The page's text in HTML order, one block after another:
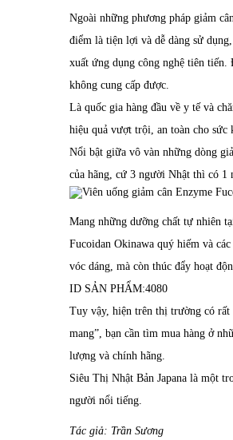
Ngoài những phương pháp giảm
điểm là tiện lợi và dễ dàng sử
xuất ứng dụng công nghệ tiên tiến.
không cung cấp được.
Là quốc gia hàng đầu về y tế và
hiệu quả vượt trội, an toàn cho sức
Nổi bật giữa vô vàn những dòng
của hãng, cứ 3 người Nhật thì có 1
Mang những dưỡng chất tự nhiên
Fucoidan Okinawa quý hiếm và
vóc dáng, mà còn thúc đẩy hoạt
ID SẢN PHẨM:4080
Tuy vậy, hiện trên thị trường có rất
mang”, bạn cần tìm mua hàng ở
lượng và chính hãng.
Siêu Thị Nhật Bản Japana là một
người nổi tiếng.
Tác giả: Trần Sương